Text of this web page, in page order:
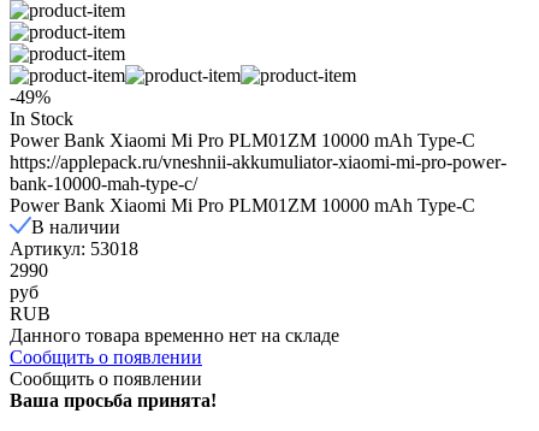
-49%
In Stock
Power Bank Xiaomi Mi Pro PLM01ZM 10000 mAh Type-C
https://applepack.ru/vneshnii-akkumuliator-xiaomi-mi-pro-power-
bank-10000-mah-type-c/
Power Bank Xiaomi Mi Pro PLM01ZM 10000 mAh Type-C
В наличии
Артикул: 53018
2990
руб
RUB
Данного товара временно нет на складе
Сообщить о появлении
Сообщить о появлении
Ваша просьба принята!